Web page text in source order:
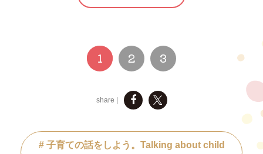
1 2 3
share |
# 子育ての話をしよう。Talking about child